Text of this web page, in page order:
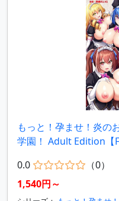
もっと！孕ませ！炎の
学園！ Adult Edition【
0.0
（0）
1,540円～